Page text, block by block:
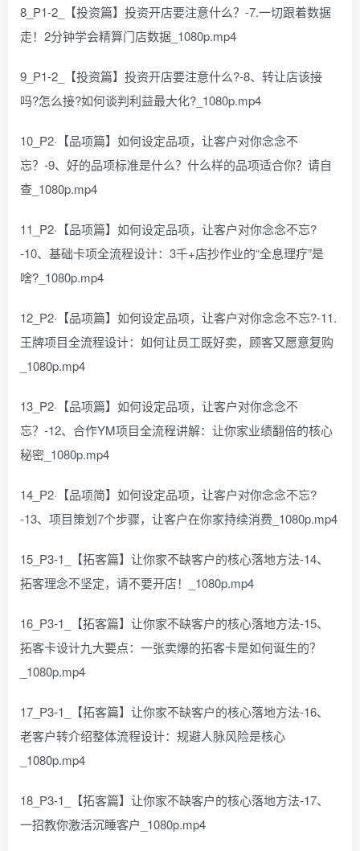
8_P1-2_【投资篇】投资开店要注意什么？-7.一切跟着数据
走！2分钟学会精算门店数据_1080p.mp4
9_P1-2_【投资篇】投资开店要注意什么?-8、转让店该接
吗?怎么接?如何谈判利益最大化?_1080p.mp4
10_P2·【品项篇】如何设定品项，让客户对你念念不
忘？-9、好的品项标准是什么？什么样的品项适合你？请自
查_1080p.mp4
11_P2·【品项篇】如何设定品项，让客户对你念念不忘?
-10、基础卡项全流程设计：3千+店抄作业的“全息理疗”是
啥?_1080p.mp4
12_P2·【品项篇】如何设定品项，让客户对你念念不忘?-11.
王牌项目全流程设计：如何让员工既好卖，顾客又愿意复购
_1080p.mp4
13_P2·【品项篇】如何设定品项，让客户对你念念不
忘？-12、合作YM项目全流程讲解：让你家业绩翻倍的核心
秘密_1080p.mp4
14_P2·【品项简】如何设定品项，让客户对你念念不忘?
-13、项目策划7个步骤，让客户在你家持续消费_1080p.mp4
15_P3-1_【拓客篇】让你家不缺客户的核心落地方法-14、
拓客理念不坚定，请不要开店！_1080p.mp4
16_P3-1_【拓客篇】让你家不缺客户的核心落地方法-15、
拓客卡设计九大要点：一张卖爆的拓客卡是如何诞生的？
_1080p.mp4
17_P3-1_【拓客篇】让你家不缺客户的核心落地方法-16、
老客户转介绍整体流程设计：规避人脉风险是核心
_1080p.mp4
18_P3-1_【拓客篇】让你家不缺客户的核心落地方法-17、
一招教你激活沉睡客户_1080p.mp4